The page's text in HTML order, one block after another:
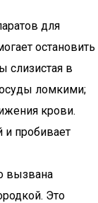
для
остановить
слизистая в
ломкими;
крови.
и пробивает
вызвана
Это